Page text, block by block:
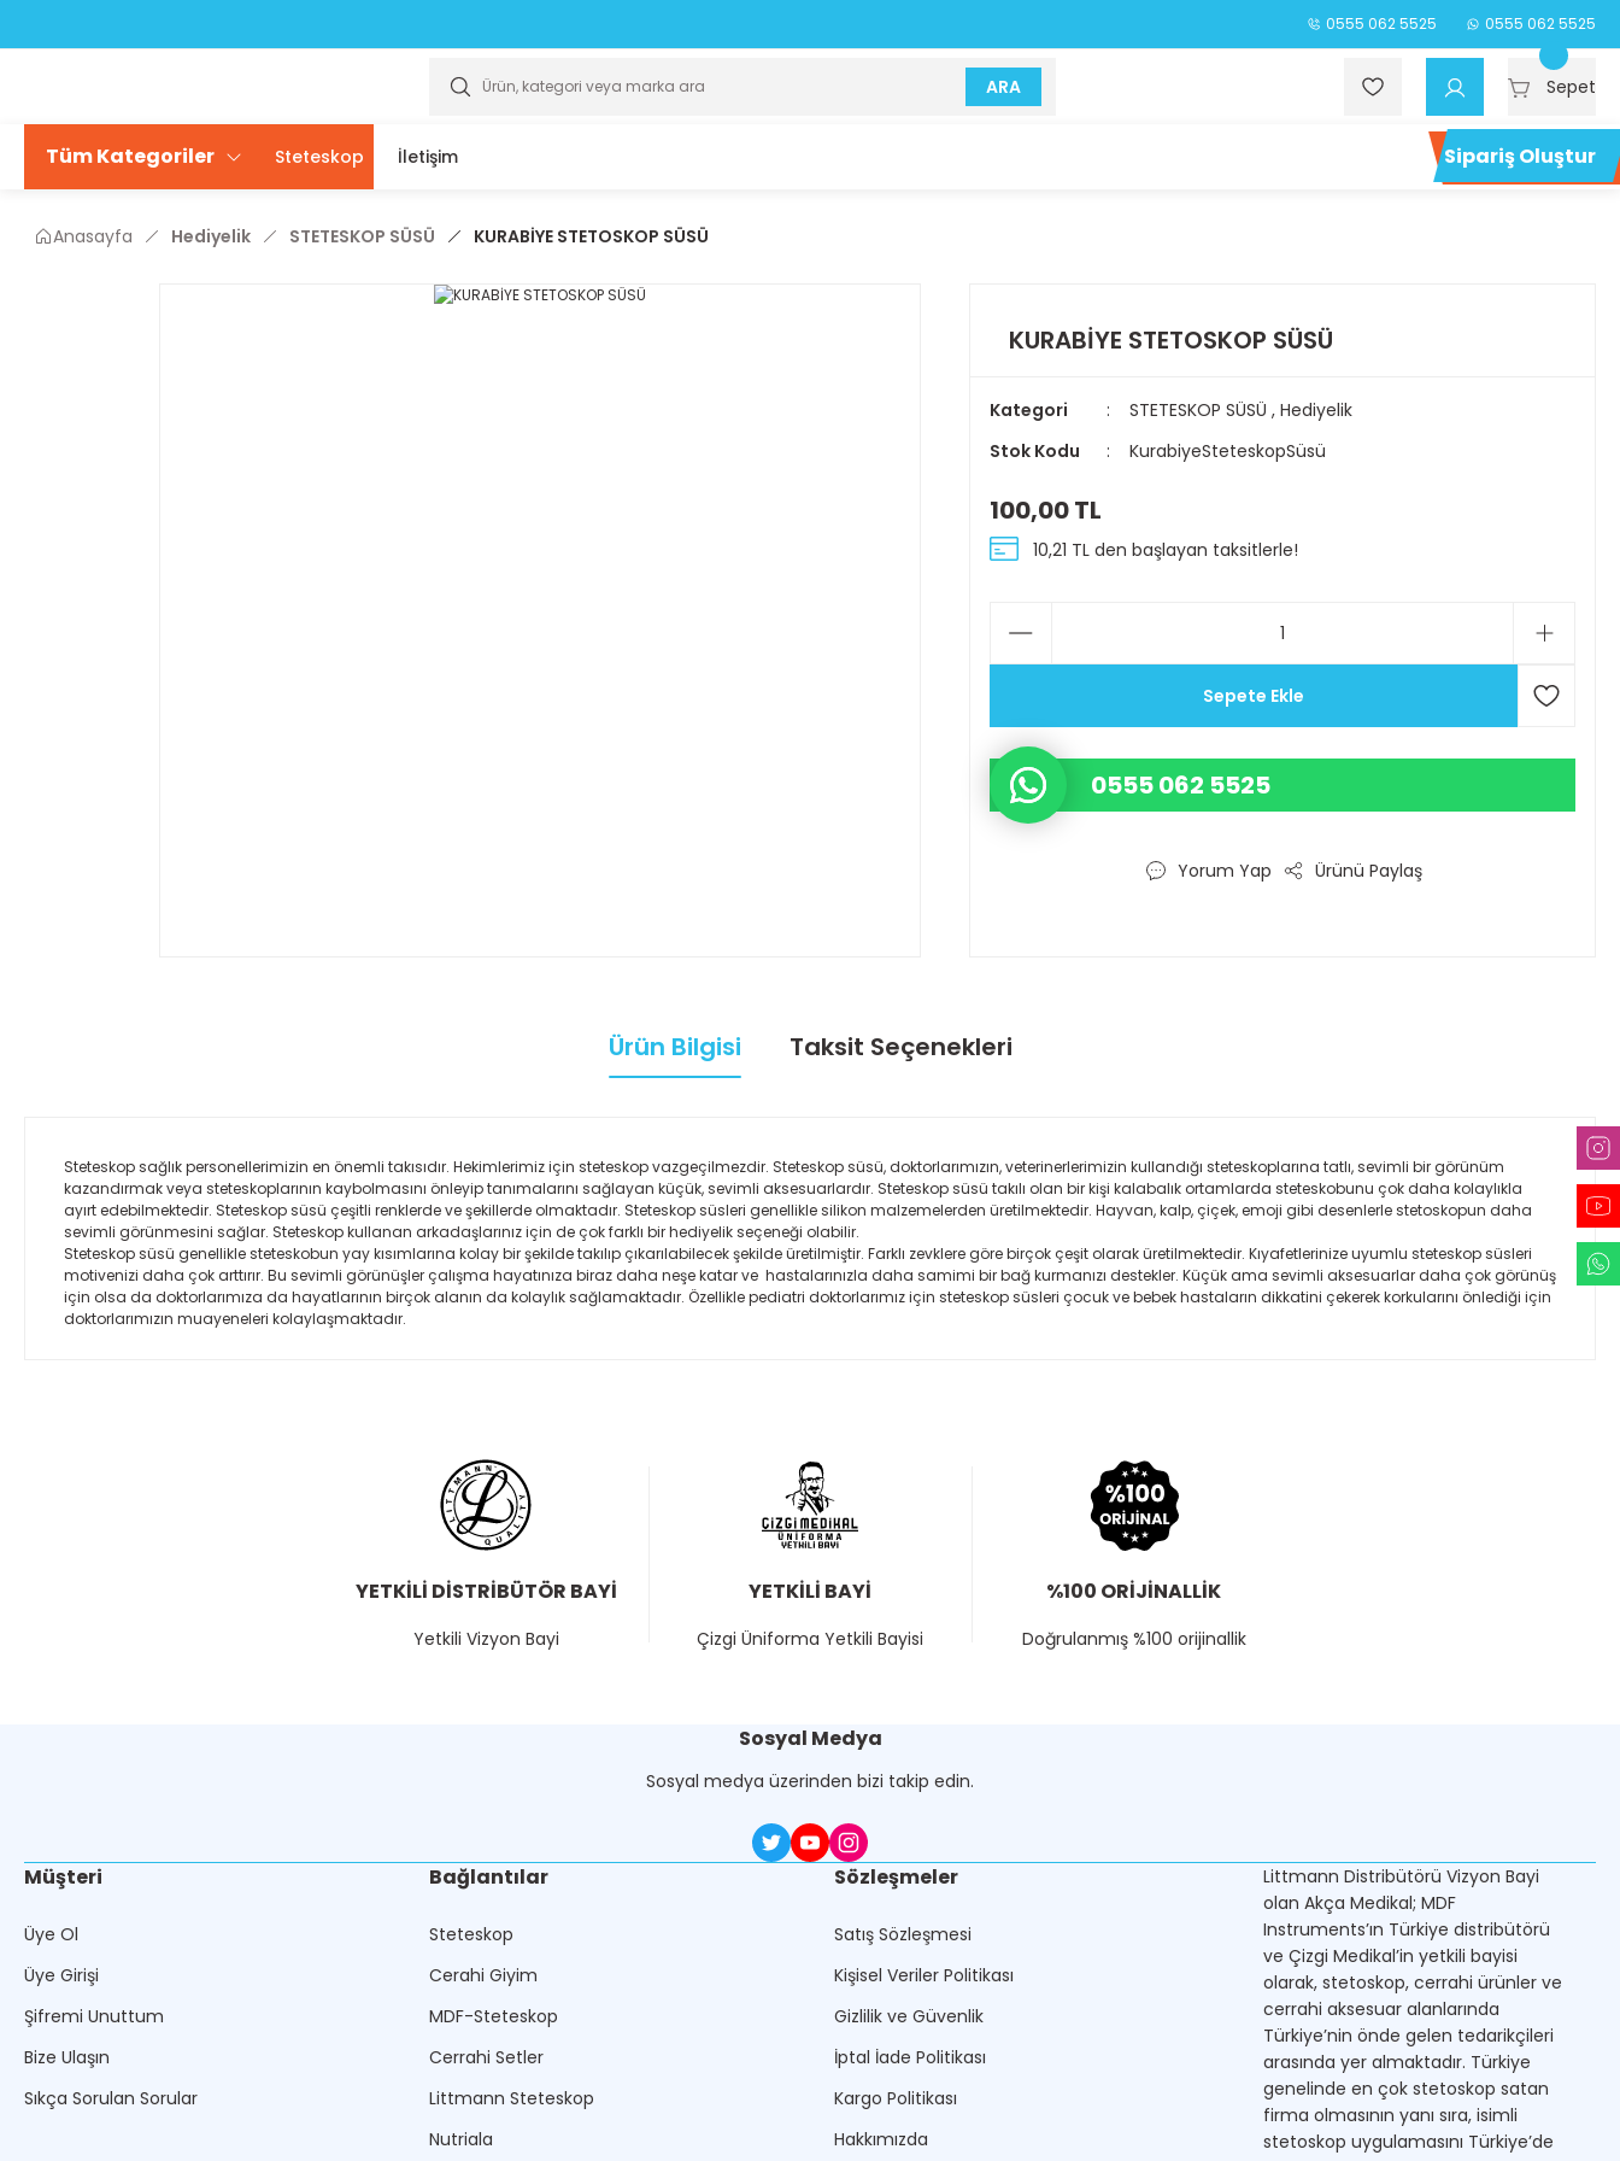
0555 062 5525 0555 062 5525
ARA Sepet
Tüm Kategoriler Steteskop İletişim Sipariş Oluştur
Anasayfa Hediyelik STETESKOP SÜSÜ KURABİYE STETOSKOP SÜSÜ
KURABİYE STETOSKOP SÜSÜ
Kategori STETESKOP SÜSÜ ,Hediyelik
Stok Kodu
KurabiyeSteteskopSüsü
100,00 TL
10,21 TL den başlayan taksitlerle!
Sepete Ekle
0555 062 5525
Yorum Yap Ürünü Paylaş
Ürün Bilgisi Taksit Seçenekleri
Steteskop sağlık personellerimizin en önemli takısıdır. Hekimlerimiz için steteskop vazgeçilmezdir. Steteskop süsü, doktorlarımızın, veterinerlerimizin kullandığı steteskoplarına tatlı, sevimli bir görünüm
kazandırmak veya steteskoplarının kaybolmasını önleyip tanımalarını sağlayan küçük, sevimli aksesuarlardır. Steteskop süsü takılı olan bir kişi kalabalık ortamlarda steteskobunu çok daha kolaylıkla
ayırt edebilmektedir. Steteskop süsü çeşitli renklerde ve şekillerde olmaktadır. Steteskop süsleri genellikle silikon malzemelerden üretilmektedir. Hayvan, kalp, çiçek, emoji gibi desenlerle stetoskopun daha
sevimli görünmesini sağlar. Steteskop kullanan arkadaşlarınız için de çok farklı bir hediyelik seçeneği olabilir.
Steteskop süsü genellikle steteskobun yay kısımlarına kolay bir şekilde takılıp çıkarılabilecek şekilde üretilmiştir. Farklı zevklere göre birçok çeşit olarak üretilmektedir. Kıyafetlerinize uyumlu steteskop süsleri
motivenizi daha çok arttırır. Bu sevimli görünüşler çalışma hayatınıza biraz daha neşe katar ve hastalarınızla daha samimi bir bağ kurmanızı destekler. Küçük ama sevimli aksesuarlar daha çok görünüş
için olsa da doktorlarımıza da hayatlarının birçok alanın da kolaylık sağlamaktadır. Özellikle pediatri doktorlarımız için steteskop süsleri çocuk ve bebek hastaların dikkatini çekerek korkularını önlediği için
doktorlarımızın muayeneleri kolaylaşmaktadır.
YETKİLİ DİSTRİBÜTÖR BAYİ
Yetkili Vizyon Bayi
YETKİLİ BAYİ
Çizgi Üniforma Yetkili Bayisi
%100 ORİJİNALLİK
Doğrulanmış %100 orijinallik
Sosyal Medya
Sosyal medya üzerinden bizi takip edin.
Müşteri
Üye Ol
Üye Girişi
Şifremi Unuttum
Bize Ulaşın
Sıkça Sorulan Sorular
Bağlantılar
Steteskop
Cerahi Giyim
MDF-Steteskop
Cerrahi Setler
Littmann Steteskop
Nutriala
Sözleşmeler
Satış Sözleşmesi
Kişisel Veriler Politikası
Gizlilik ve Güvenlik
İptal İade Politikası
Kargo Politikası
Hakkımızda
Littmann Distribütörü Vizyon Bayi
olan Akça Medikal; MDF
Instruments’ın Türkiye distribütörü
ve Çizgi Medikal’in yetkili bayisi
olarak, stetoskop, cerrahi ürünler ve
cerrahi aksesuar alanlarında
Türkiye’nin önde gelen tedarikçileri
arasında yer almaktadır. Türkiye
genelinde en çok stetoskop satan
firma olmasının yanı sıra, isimli
stetoskop uygulamasını Türkiye’de